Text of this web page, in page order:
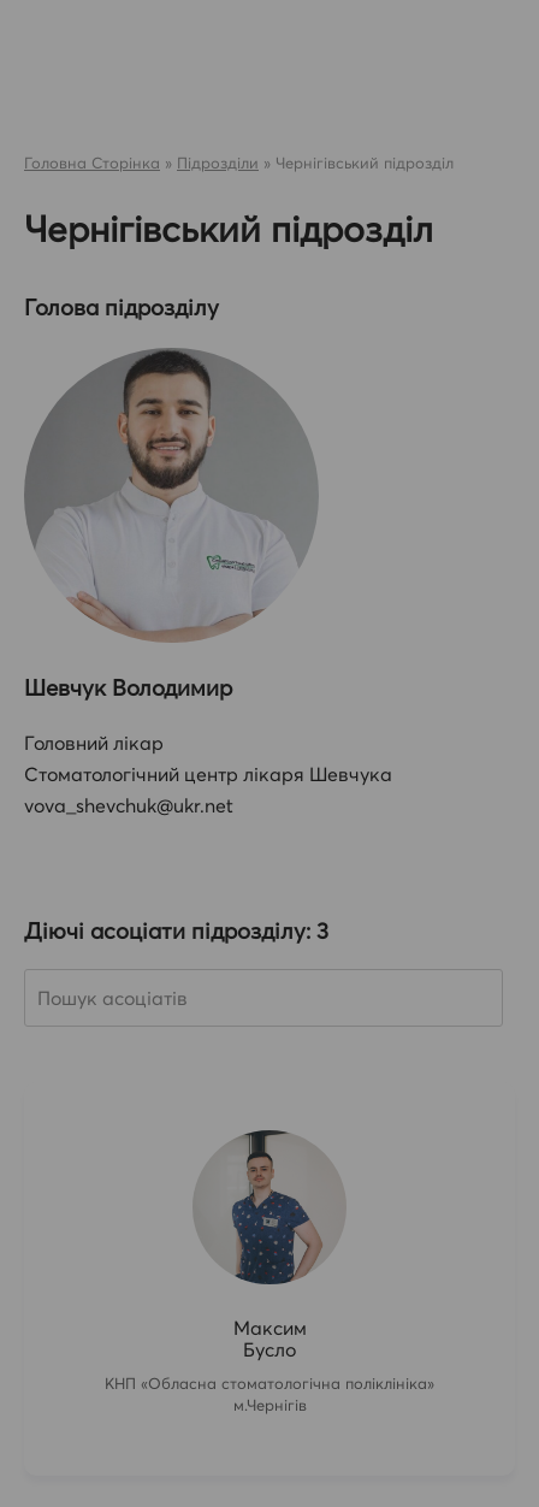
Головна Сторінка » Підрозділи » Чернігівський підрозділ
Чернігівський підрозділ
Голова підрозділу
Шевчук Володимир
Головний лікар
Стоматологічний центр лікаря Шевчука
vova_shevchuk@ukr.net
Діючi асоціати підрозділу: 3
Максим
Бусло
КНП «Обласна стоматологічна поліклініка»
м.Чернігів